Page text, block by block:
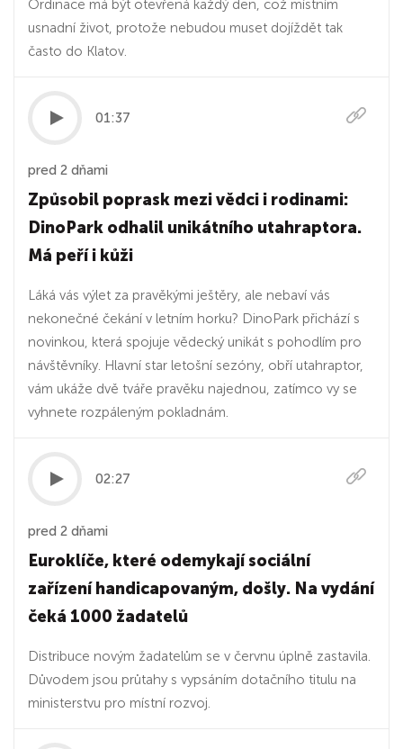
Ordinace má být otevřená každý den, což místním
usnadní život, protože nebudou muset dojíždět tak
často do Klatov.
01:37
pred 2 dňami
Způsobil poprask mezi vědci i rodinami:
DinoPark odhalil unikátního utahraptora.
Má peří i kůži
Láká vás výlet za pravěkými ještěry, ale nebaví vás
nekonečné čekání v letním horku? DinoPark přichází s
novinkou, která spojuje vědecký unikát s pohodlím pro
návštěvníky. Hlavní star letošní sezóny, obří utahraptor,
vám ukáže dvě tváře pravěku najednou, zatímco vy se
vyhnete rozpáleným pokladnám.
02:27
pred 2 dňami
Euroklíče, které odemykají sociální
zařízení handicapovaným, došly. Na vydání
čeká 1000 žadatelů
Distribuce novým žadatelům se v červnu úplně zastavila.
Důvodem jsou průtahy s vypsáním dotačního titulu na
ministerstvu pro místní rozvoj.